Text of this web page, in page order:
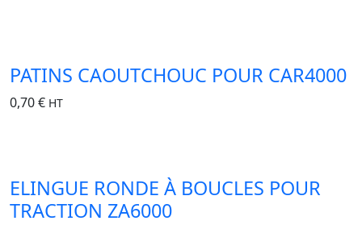
PATINS CAOUTCHOUC POUR CAR4000
0,70€ HT
ELINGUE RONDE À BOUCLES POUR
TRACTION ZA6000